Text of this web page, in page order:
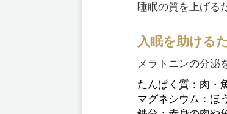
睡眠の質を上げる
入眠を助ける
メラトニンの分泌
たんぱく質：肉・
マグネシウム：ほ